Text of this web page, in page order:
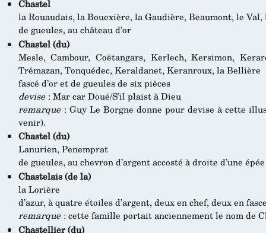
Chastel
la Rouaudais, la Bouexière, la Gaudière, Beaumont, le
de gueules, au château d’or
Chastel (du)
Mesle, Cambour, Coëtangars, Kerlech, Kersimon,
Trémazan, Tonquédec, Keraldanet, Keranroux, la Bellière
fascé d’or et de gueules de six pièces
devise: Mar car Doué/S’il plaist à Dieu
remarque: Guy Le Borgne donne pour devise à cette
venir).
Chastel (du)
Lanurien, Penemprat
de gueules, au chevron d’argent accosté à droite d’une
Chastelais (de la)
la Lorière
d’azur, à quatre étoiles d’argent, deux en chef, deux en
remarque: cette famille portait anciennement le nom de
Chastellier (du)